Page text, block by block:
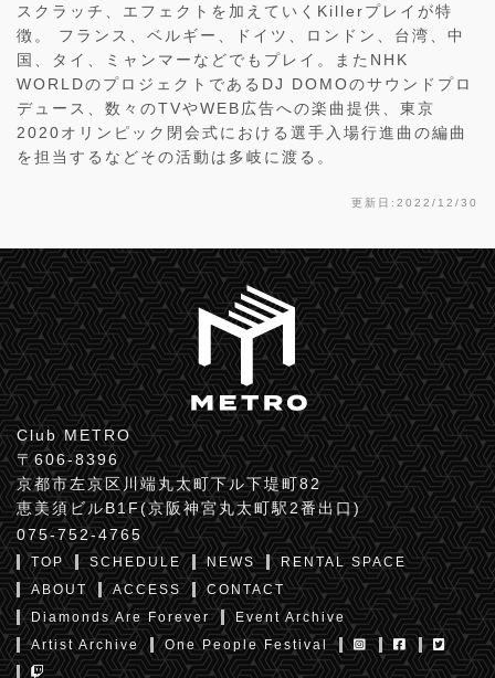
スクラッチ、エフェクトを加えていくKillerプレイが特
徴。 フランス、ベルギー、ドイツ、ロンドン、台湾、中
国、タイ、ミャンマーなどでもプレイ。またNHK
WORLDのプロジェクトであるDJ DOMOのサウンドプロ
デュース、数々のTVやWEB広告への楽曲提供、東京
2020オリンピック閉会式における選手入場行進曲の編曲
を担当するなどその活動は多岐に渡る。
更新日:2022/12/30
Club METRO
〒606-8396
京都市左京区川端丸太町下ル下堤町82
恵美須ビルB1F(京阪神宮丸太町駅2番出口)
075-752-4765
TOP SCHEDULE NEWS
RENTAL SPACE
ABOUT
ACCESS
CONTACT
Diamonds Are Forever
Event Archive
Artist Archive
One People Festival